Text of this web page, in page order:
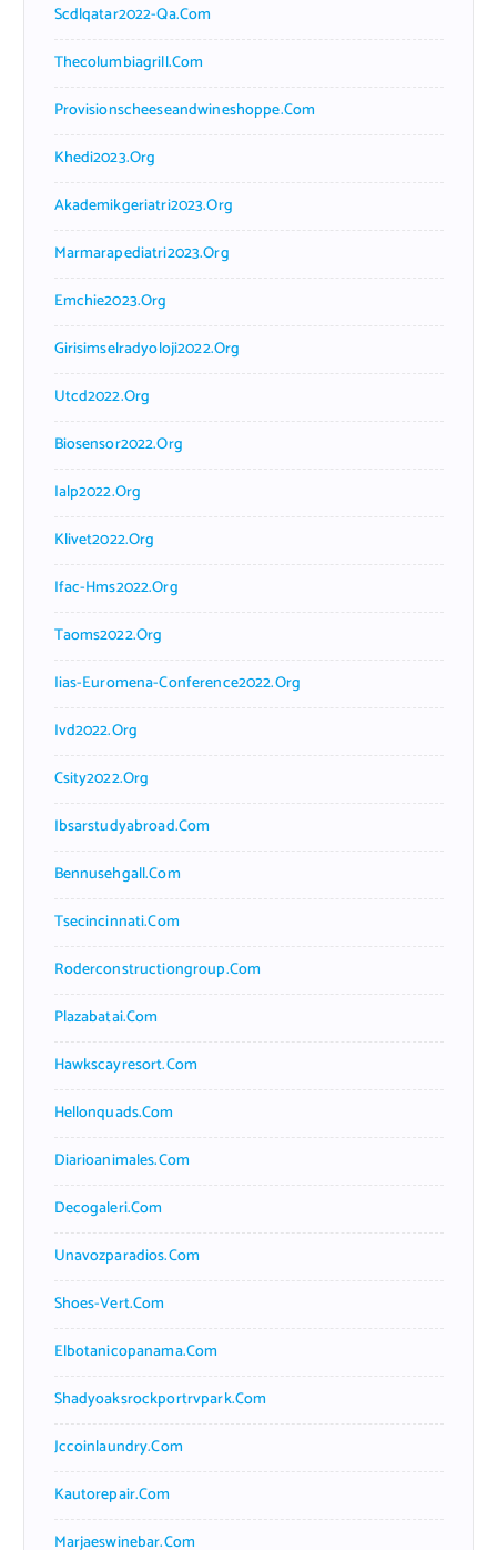
Scdlqatar2022-Qa.com
Thecolumbiagrill.com
Provisionscheeseandwineshoppe.com
Khedi2023.org
Akademikgeriatri2023.org
Marmarapediatri2023.org
Emchie2023.org
Girisimselradyoloji2022.org
Utcd2022.org
Biosensor2022.org
Ialp2022.org
Klivet2022.org
Ifac-Hms2022.org
Taoms2022.org
Iias-Euromena-Conference2022.org
Ivd2022.org
Csity2022.org
Ibsarstudyabroad.com
Bennusehgall.com
Tsecincinnati.com
Roderconstructiongroup.com
Plazabatai.com
Hawkscayresort.com
Hellonquads.com
Diarioanimales.com
Decogaleri.com
Unavozparadios.com
Shoes-Vert.com
Elbotanicopanama.com
Shadyoaksrockportrvpark.com
Jccoinlaundry.com
Kautorepair.com
Marjaeswinebar.com